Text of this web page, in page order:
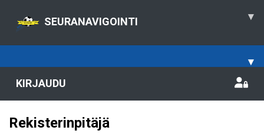
SEURANAVIGOINTI ▾
▾
KIRJAUDU
Rekisterinpitäjä